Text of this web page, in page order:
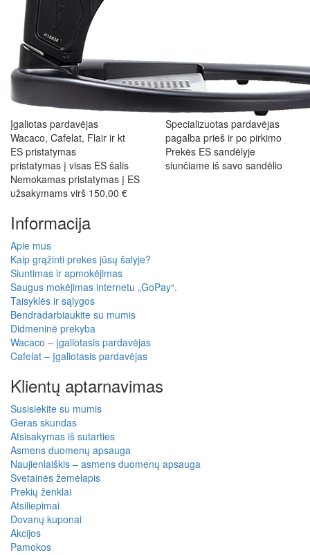
Įgaliotas pardavėjas
Wacaco, Cafelat, Flair ir kt
Specializuotas pardavėjas
pagalba prieš ir po pirkimo
ES pristatymas
pristatymas į visas ES šalis
Prekės ES sandėlyje
siunčiame iš savo sandėlio
Nemokamas pristatymas į ES
užsakymams virš 150,00 €
Informacija
Apie mus
Kaip grąžinti prekes jūsų šalyje?
Siuntimas ir apmokėjimas
Saugus mokėjimas internetu „GoPay“.
Taisyklės ir sąlygos
Bendradarbiaukite su mumis
Didmeninė prekyba
Wacaco – įgaliotasis pardavėjas
Cafelat – įgaliotasis pardavėjas
Klientų aptarnavimas
Susisiekite su mumis
Geras skundas
Atsisakymas iš sutarties
Asmens duomenų apsauga
Naujienlaiškis – asmens duomenų apsauga
Svetainės žemėlapis
Prekių ženklai
Atsiliepimai
Dovanų kuponai
Akcijos
Pamokos